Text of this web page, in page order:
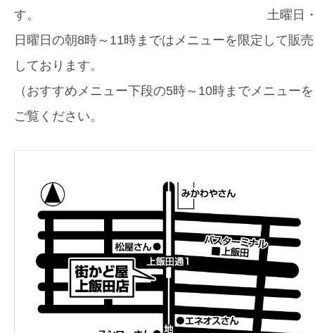
す。 土曜日
日曜日の朝8時～11時まではメニューを限定して販売
しております。
（おすすめメニュー下段の5時～10時までメニューを
ご覧ください。